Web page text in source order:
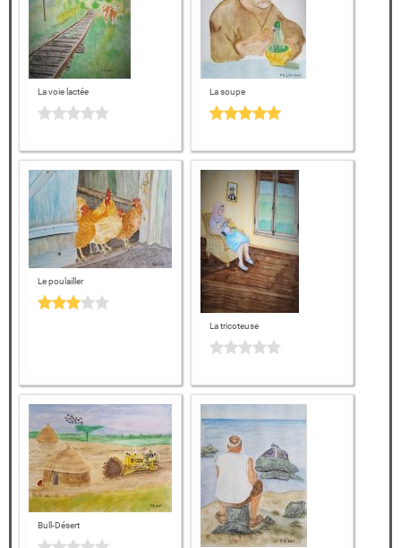
La voie lactée La soupe
Le poulailler
La tricoteuse
Bull-Désert